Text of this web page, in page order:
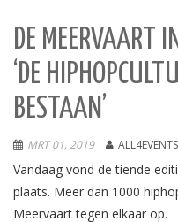
DE MEERVAART
‘DE
BESTAAN’
MRT 01, 2019 ALL4EVENTS
Vandaag vond de tiende
plaats. Meer dan 1000
Meervaart tegen elkaar op.